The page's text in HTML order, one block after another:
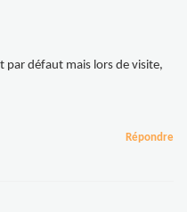
par défaut mais lors de visite,
Répondre